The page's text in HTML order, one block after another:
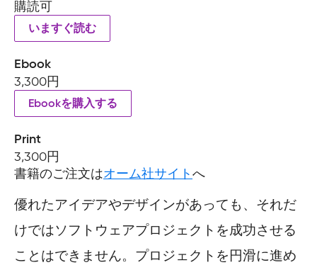
購読可
いますぐ読む
Ebook
3,300円
Ebookを購入する
Print
3,300円
書籍のご注文はオーム社サイトへ
優れたアイデアやデザインがあっても、それだ
けではソフトウェアプロジェクトを成功させる
ことはできません。プロジェクトを円滑に進め